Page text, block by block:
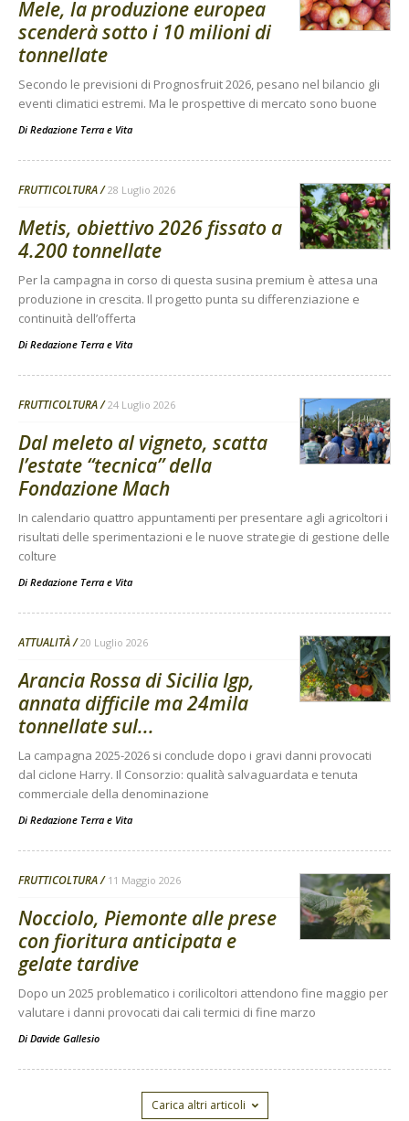
Mele, la produzione europea
scenderà sotto i 10 milioni di
tonnellate
Secondo le previsioni di Prognosfruit 2026, pesano nel bilancio gli
eventi climatici estremi. Ma le prospettive di mercato sono buone
Di Redazione Terra e Vita
FRUTTICOLTURA 28 Luglio 2026
Metis, obiettivo 2026 fissato a
4.200 tonnellate
Per la campagna in corso di questa susina premium è attesa una
produzione in crescita. Il progetto punta su differenziazione e
continuità dell’offerta
Di Redazione Terra e Vita
FRUTTICOLTURA 24 Luglio 2026
Dal meleto al vigneto, scatta
l’estate “tecnica” della
Fondazione Mach
In calendario quattro appuntamenti per presentare agli agricoltori i
risultati delle sperimentazioni e le nuove strategie di gestione delle
colture
Di Redazione Terra e Vita
ATTUALITÀ 20 Luglio 2026
Arancia Rossa di Sicilia Igp,
annata difficile ma 24mila
tonnellate sul...
La campagna 2025-2026 si conclude dopo i gravi danni provocati
dal ciclone Harry. Il Consorzio: qualità salvaguardata e tenuta
commerciale della denominazione
Di Redazione Terra e Vita
FRUTTICOLTURA 11 Maggio 2026
Nocciolo, Piemonte alle prese
con fioritura anticipata e
gelate tardive
Dopo un 2025 problematico i corilicoltori attendono fine maggio per
valutare i danni provocati dai cali termici di fine marzo
Di Davide Gallesio
Carica altri articoli